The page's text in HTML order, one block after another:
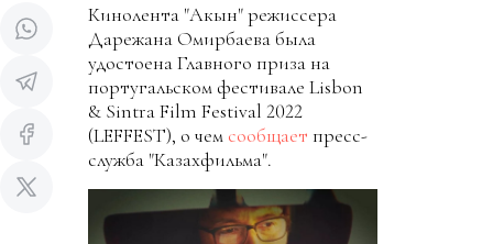
Кинолента "Акын" режиссера
Дарежана Омирбаева была
удостоена Главного приза на
португальском фестивале Lisbon
& Sintra Film Festival 2022
(LEFFEST), о чем сообщает пресс-
служба "Казахфильма".